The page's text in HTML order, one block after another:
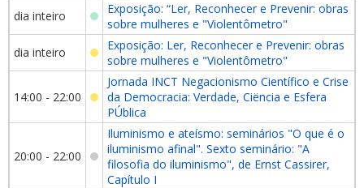
dia inteiro
Exposição: “Ler, Reconhecer e Prevenir: obras
sobre mulheres e "Violentômetro"
dia inteiro
Exposição: Ler, Reconhecer e Prevenir: obras
sobre mulheres e "Violentômetro"
14:00 - 22:00
Jornada INCT Negacionismo Científico e Crise
da Democracia: Verdade, Ciëncia e Esfera
PÚblica
20:00 - 22:00
Iluminismo e ateísmo: seminários "O que é o
iluminismo afinal". Sexto seminário: "A
filosofia do iluminismo", de Ernst Cassirer,
Capítulo I